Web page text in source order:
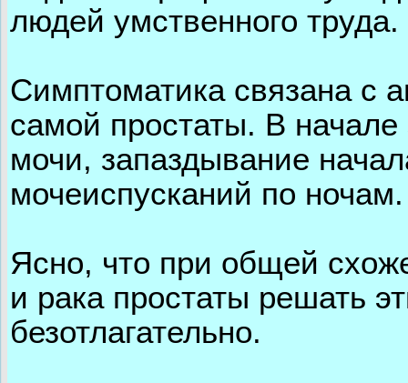
людей умственного труда.
Симптоматика связана с
самой простаты. В
мочи, запаздывание
мочеиспусканий по ночам.
Ясно, что при общей
и рака простаты решать
безотлагательно.